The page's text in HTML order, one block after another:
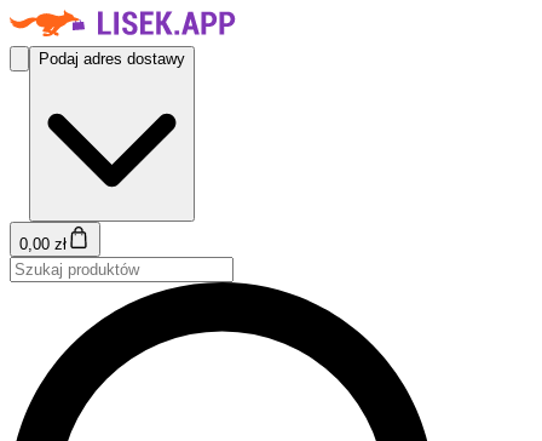
Podaj adres dostawy
0,00 zł